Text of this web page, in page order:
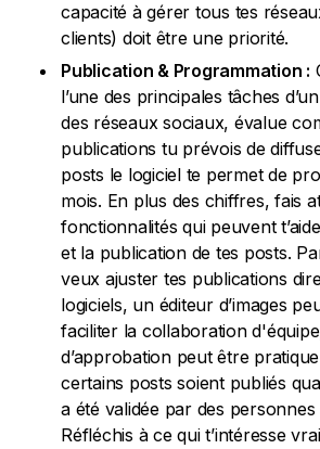
capacité à gérer tous tes
clients) doit être une priorité.
Publication & Programmation :
l’une des principales tâches
des réseaux sociaux, évalue
publications tu prévois de
posts le logiciel te permet de
mois. En plus des chiffres, fais
fonctionnalités qui peuvent
et la publication de tes posts.
veux ajuster tes publications
logiciels, un éditeur d’images
faciliter la collaboration
d’approbation peut être
certains posts soient publiés
a été validée par des personnes
Réfléchis à ce qui t’intéresse